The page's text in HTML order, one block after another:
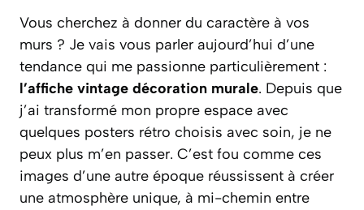
Vous cherchez à donner du caractère à vos
murs ? Je vais vous parler aujourd’hui d’une
tendance qui me passionne particulièrement :
l’affiche vintage décoration murale. Depuis que
j’ai transformé mon propre espace avec
quelques posters rétro choisis avec soin, je ne
peux plus m’en passer. C’est fou comme ces
images d’une autre époque réussissent à créer
une atmosphère unique, à mi-chemin entre